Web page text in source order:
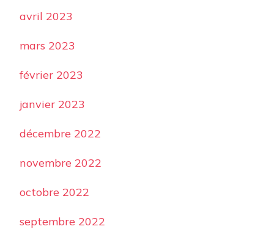
avril 2023
mars 2023
février 2023
janvier 2023
décembre 2022
novembre 2022
octobre 2022
septembre 2022